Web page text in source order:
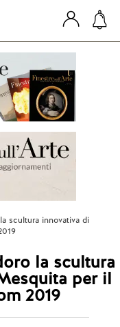
scultura innovativa di
la scultura
per il
2019